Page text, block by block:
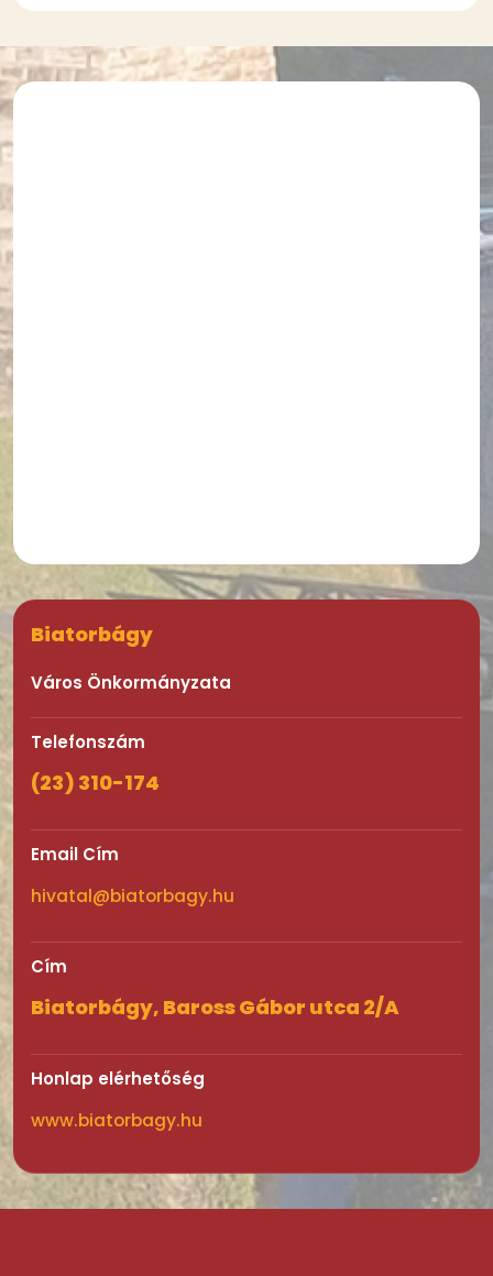
Biatorbágy
Város Önkormányzata
Telefonszám
(23) 310-174
Email Cím
hivatal@biatorbagy.hu
Cím
Biatorbágy, Baross Gábor utca 2/A
Honlap elérhetőség
www.biatorbagy.hu